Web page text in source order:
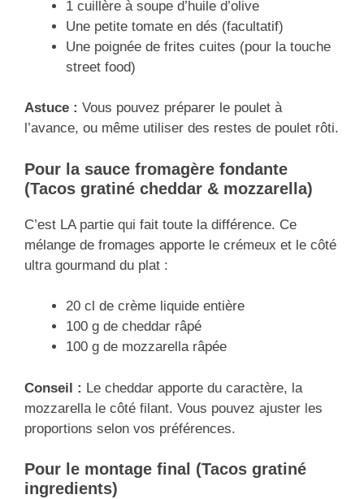
1 cuillère à soupe d’huile d’olive
Une petite tomate en dés (facultatif)
Une poignée de frites cuites (pour la touche
street food)
Astuce : Vous pouvez préparer le poulet à
l’avance, ou même utiliser des restes de poulet rôti.
Pour la sauce fromagère fondante
(Tacos gratiné cheddar & mozzarella)
C’est LA partie qui fait toute la différence. Ce
mélange de fromages apporte le crémeux et le côté
ultra gourmand du plat :
20 cl de crème liquide entière
100 g de cheddar râpé
100 g de mozzarella râpée
Conseil : Le cheddar apporte du caractère, la
mozzarella le côté filant. Vous pouvez ajuster les
proportions selon vos préférences.
Pour le montage final (Tacos gratiné
ingredients)